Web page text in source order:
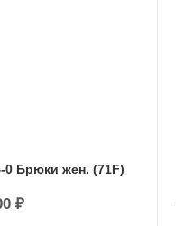
0 Брюки жен. (71F)
₽